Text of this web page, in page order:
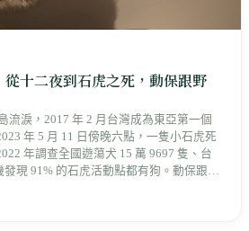
十二夜到石虎之死，動保跟野
流淚，2017 年 2 月台灣成為東亞第一個
年 5 月 11 日傍晚六點，一隻小石虎死
年調查全國遊蕩犬 15 萬 9697 隻、台
現 91% 的石虎活動點都有狗。動保跟野
有上百萬隻沒人接的命，這篇文章不站